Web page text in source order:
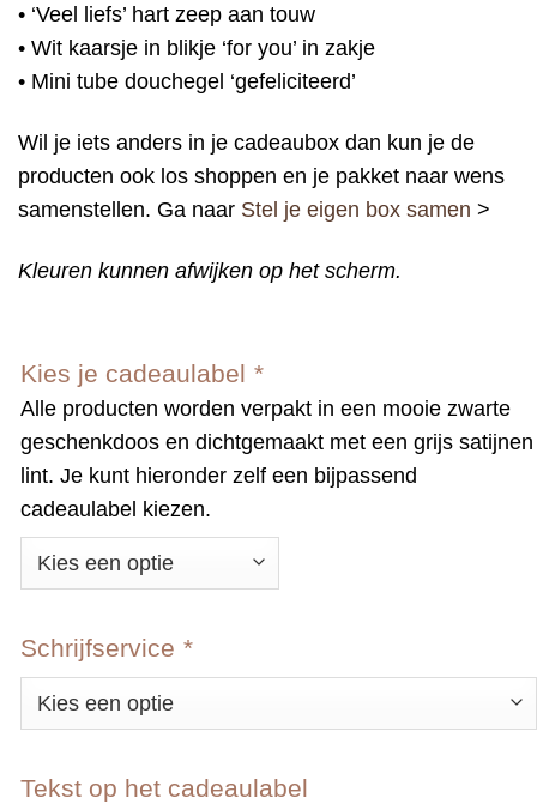
• ‘Veel liefs’ hart zeep aan touw
• Wit kaarsje in blikje ‘for you’ in zakje
• Mini tube douchegel ‘gefeliciteerd’
Wil je iets anders in je cadeaubox dan kun je de
producten ook los shoppen en je pakket naar wens
samenstellen. Ga naar Stel je eigen box samen >
Kleuren kunnen afwijken op het scherm.
Kies je cadeaulabel *
Alle producten worden verpakt in een mooie zwarte
geschenkdoos en dichtgemaakt met een grijs satijnen
lint. Je kunt hieronder zelf een bijpassend
cadeaulabel kiezen.
Schrijfservice *
Tekst op het cadeaulabel